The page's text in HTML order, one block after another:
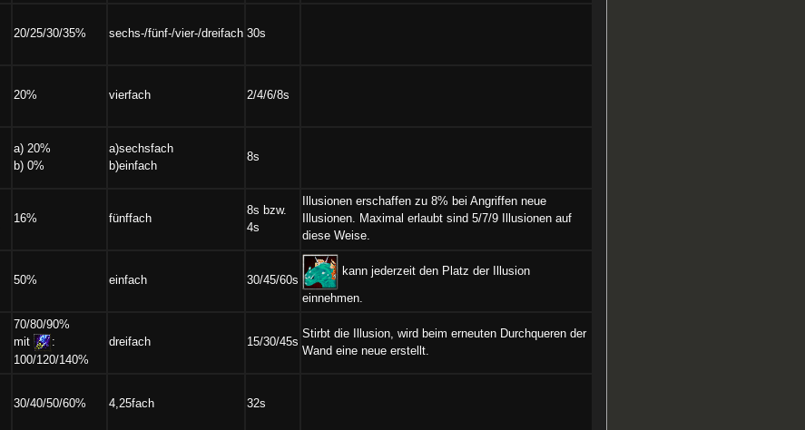
20/25/30/35% sechs-/fünf-/vier-/dreifach 30s
20% vierfach 2/4/6/8s
a) 20%
b) 0%
a)sechsfach
b)einfach
8s
16% fünffach
8s bzw.
4s
Illusionen erschaffen zu 8% bei Angriffen neue
Illusionen. Maximal erlaubt sind 5/7/9 Illusionen auf
diese Weise.
50% einfach 30/45/60s
kann jederzeit den Platz der Illusion
einnehmen.
70/80/90%
mit
:
100/120/140%
dreifach 15/30/45s
Stirbt die Illusion, wird beim erneuten Durchqueren der
Wand eine neue erstellt.
30/40/50/60% 4,25fach 32s